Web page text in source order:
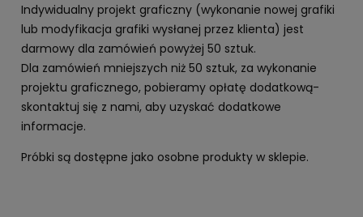
Indywidualny projekt graficzny (wykonanie nowej grafiki
lub modyfikacja grafiki wysłanej przez klienta) jest
darmowy dla zamówień powyżej 50 sztuk.
Dla zamówień mniejszych niż 50 sztuk, za wykonanie
projektu graficznego, pobieramy opłatę dodatkową-
skontaktuj się z nami, aby uzyskać dodatkowe
informacje.
Próbki są dostępne jako osobne produkty w sklepie.